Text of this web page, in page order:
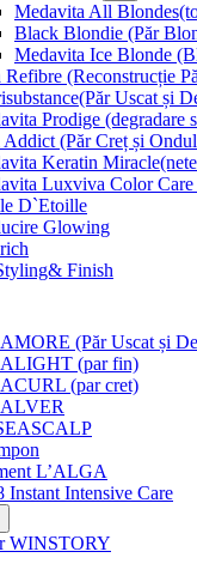
Medavita All
Black Blondie (Păr
Medavita Ice Blonde
Refibre (Reconstrucție
Uscat și
Prodige (degradare
(Păr Creț și
Keratin
Luxviva Color Care
D`Etoille
Glowing
Finish
(Păr Uscat și
(par fin)
(par cret)
L’ALGA
Instant Intensive Care
WINSTORY